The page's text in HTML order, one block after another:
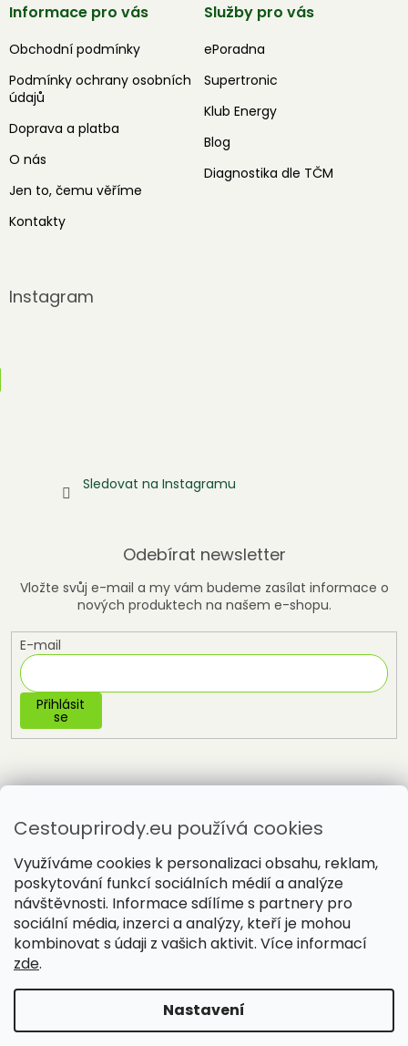
Cestouprirody.eu používá cookies
Využíváme cookies k personalizaci obsahu, reklam,
poskytování funkcí sociálních médií a analýze
návštěvnosti. Informace sdílíme s partnery pro
sociální média, inzerci a analýzy, kteří je mohou
kombinovat s údaji z vašich aktivit. Více informací
zde.
Nastavení
Informace pro vás
Obchodní podmínky
Podmínky ochrany osobních
údajů
Doprava a platba
O nás
Jen to, čemu věříme
Kontakty
Služby pro vás
ePoradna
Supertronic
Klub Energy
Blog
Diagnostika dle TČM
Instagram
Sledovat na Instagramu
Odebírat newsletter
Vložte svůj e-mail a my vám budeme zasílat informace o
nových produktech na našem e-shopu.
E-mail
Přihlásit
se
Vytvořil Shoptet
Copyright 2026